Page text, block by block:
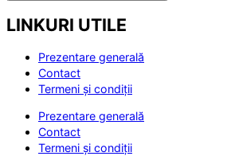
LINKURI UTILE
Prezentare generală
Contact
Termeni și condiții
Prezentare generală
Contact
Termeni și condiții